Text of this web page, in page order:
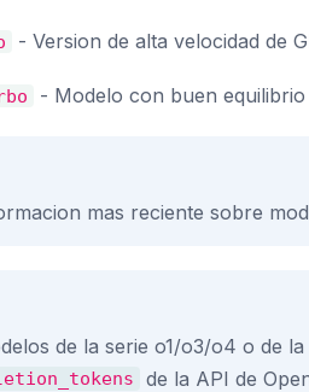
- Version de alta velocidad de
- Modelo con buen
mas reciente sobre
de la serie o1/o3/o4 o de
de la API de